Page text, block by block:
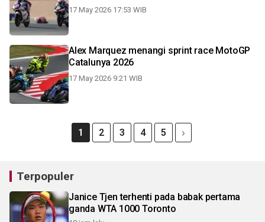
17 May 2026 17:53 WIB
Alex Marquez menangi sprint race MotoGP
Catalunya 2026
17 May 2026 9:21 WIB
1 2 3 4 5
Terpopuler
Janice Tjen terhenti pada babak pertama
ganda WTA 1000 Toronto